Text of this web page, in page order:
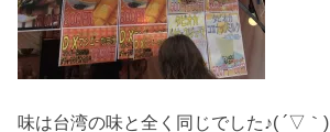
味は台湾の味と全く同じでした♪( ´▽｀)